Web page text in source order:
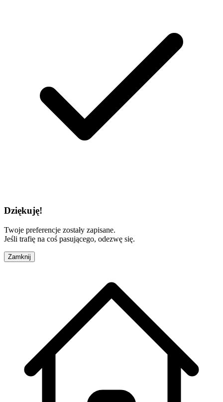
Dziękuję!
Twoje preferencje zostały zapisane.
Jeśli trafię na coś pasującego, odezwę się.
Zamknij